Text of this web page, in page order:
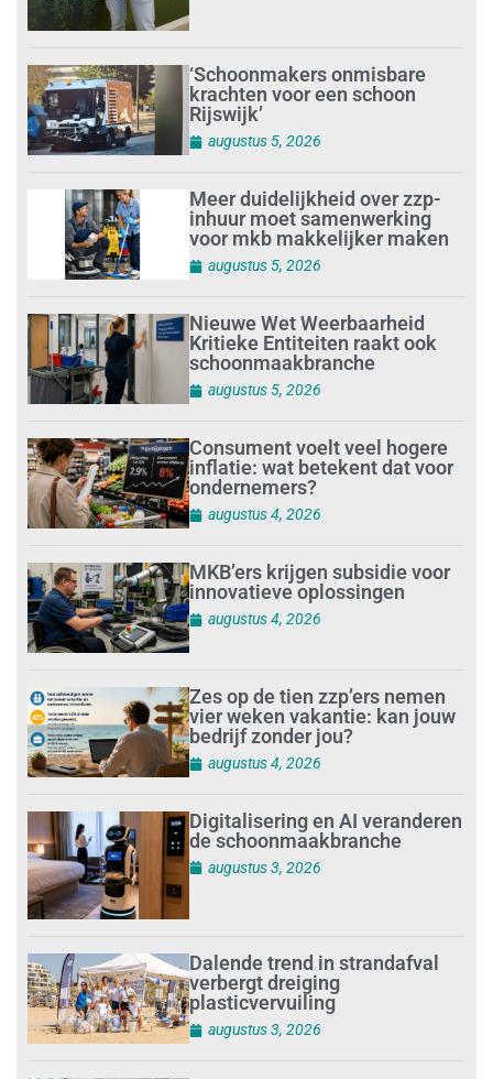
‘Schoonmakers onmisbare
krachten voor een schoon
Rijswijk’
augustus 5, 2026
Meer duidelijkheid over zzp-
inhuur moet samenwerking
voor mkb makkelijker maken
augustus 5, 2026
Nieuwe Wet Weerbaarheid
Kritieke Entiteiten raakt ook
schoonmaakbranche
augustus 5, 2026
Consument voelt veel hogere
inflatie: wat betekent dat voor
ondernemers?
augustus 4, 2026
MKB’ers krijgen subsidie voor
innovatieve oplossingen
augustus 4, 2026
Zes op de tien zzp’ers nemen
vier weken vakantie: kan jouw
bedrijf zonder jou?
augustus 4, 2026
Digitalisering en AI veranderen
de schoonmaakbranche
augustus 3, 2026
Dalende trend in strandafval
verbergt dreiging
plasticvervuiling
augustus 3, 2026